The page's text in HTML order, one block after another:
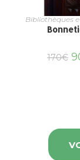
Bibliothèques
170€